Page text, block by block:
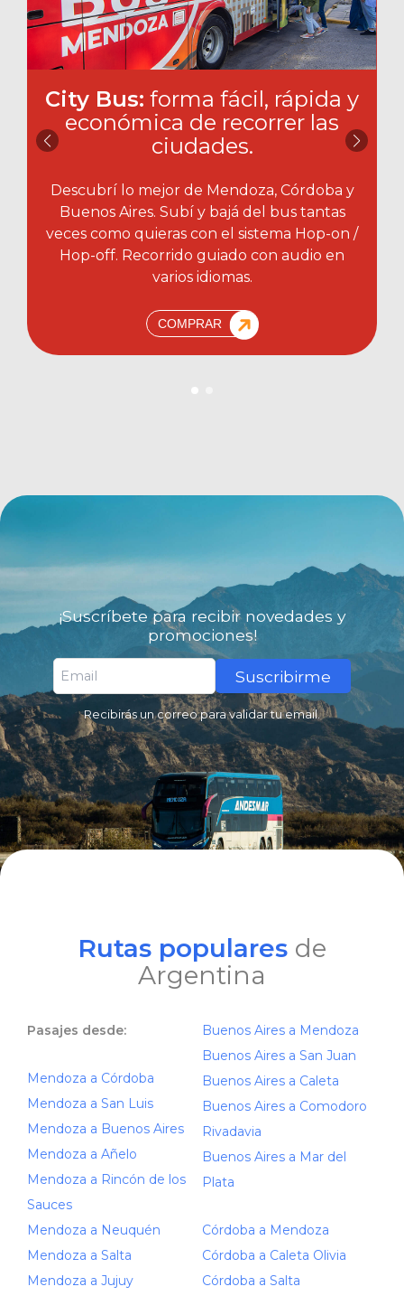
City Bus: forma fácil, rápida y
económica de recorrer las
ciudades.​
Descubrí lo mejor de Mendoza, Córdoba y
Buenos Aires. Subí y bajá del bus tantas
veces como quieras con el sistema Hop-on /
Hop-off. Recorrido guiado con audio en
varios idiomas.
COMPRAR
¡Suscríbete para recibir novedades y
promociones!
Suscribirme
Recibirás un correo para validar tu email.
Rutas populares de
Argentina
Pasajes desde:
Mendoza a Córdoba
Mendoza a San Luis
Mendoza a Buenos Aires
Mendoza a Añelo
Mendoza a Rincón de los
Sauces
Mendoza a Neuquén
Mendoza a Salta
Mendoza a Jujuy
Buenos Aires a Mendoza
Buenos Aires a San Juan
Buenos Aires a Caleta
Buenos Aires a Comodoro
Rivadavia
Buenos Aires a Mar del
Plata
Córdoba a Mendoza
Córdoba a Caleta Olivia
Córdoba a Salta